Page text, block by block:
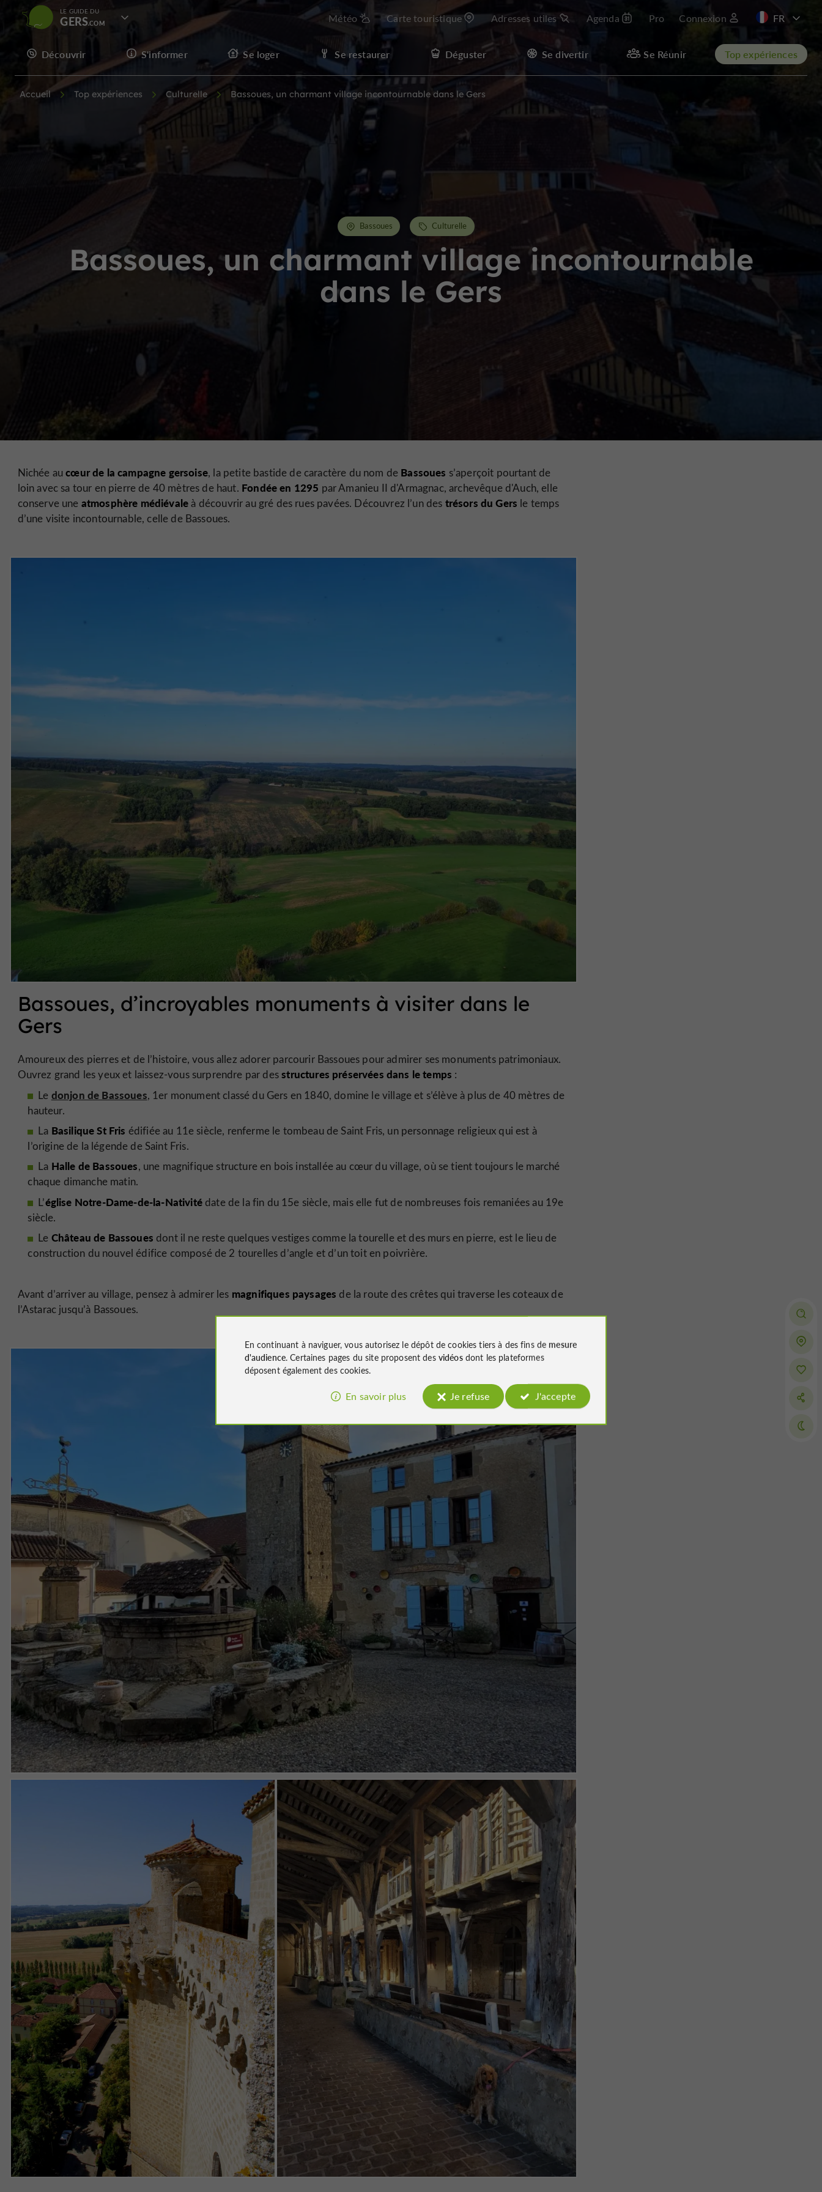
LE GUIDE DU
GERS Météo Carte touristique Adresses utiles Agenda Pro Connexion
EN
Découvrir S'informer Se loger Se restaurer Déguster Se divertir Se Réunir Top expériences
Accueil Top expériences Culturelle Bassoues, un charmant village incontournable dans le Gers
Bassoues, un charmant village incontournable
dans le Gers
Bassoues Culturelle
Nichée aucœur de la campagne gersoise, la petite bastide de caractère du nom de Bassoues s’aperçoit pourtant de
loin avec sa tour en pierre de 40 mètres de haut. Fondée en 1295 par Amanieu II d'Armagnac, archevêque d'Auch, elle
conserve une atmosphère médiévaleà découvrir au gré des rues pavées. Découvrez l’un des trésors du Gers le temps
d’une visite incontournable, celle de Bassoues.
Bassoues, d’incroyables monuments à visiter dans le
Gers
Amoureux des pierres et de l’histoire, vous allez adorer parcourir Bassoues pour admirer ses monuments patrimoniaux.
Ouvrez grand les yeux et laissez-vous surprendre par desstructures préservées dans le temps :
Le donjon de Bassoues, 1er monument classé du Gers en 1840, domine le village et s’élève à plus de 40 mètres de
hauteur.
La Basilique St Fris édifiée au 11e siècle, renferme le tombeau de Saint Fris, un personnage religieux qui est à
l’origine de la légende de Saint Fris.
La Halle de Bassoues, une magnifique structure en bois installée au cœur du village, où se tient toujours le marché
chaque dimanche matin.
L’église Notre-Dame-de-la-Nativitédate de la fin du 15e siècle, mais elle fut de nombreuses fois remaniées au 19e
siècle.
Le Château de Bassoues dont il ne reste quelques vestiges comme la tourelle et des murs en pierre, est le lieu de
construction du nouvel édifice composé de 2 tourelles d’angle et d’un toit en poivrière.
Avant d’arriver au village, pensez à admirer les magnifiques paysages de la route des crêtes qui traverse les coteaux de
l’Astarac jusqu’à Bassoues.
En continuant à naviguer, vous autorisez le dépôt de cookies tiers à des fins de mesure
d'audience. Certaines pages du site proposent des vidéosdont les plateformes
déposent également des cookies.
En savoir plus Je refuse J'accepte